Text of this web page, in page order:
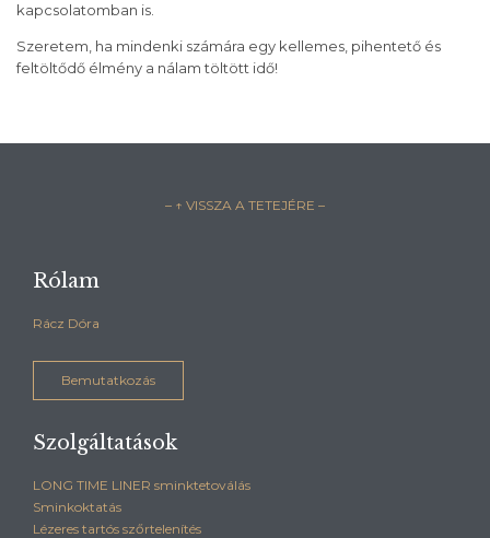
kapcsolatomban is.
Szeretem, ha mindenki számára egy kellemes, pihentető és
feltöltődő élmény a nálam töltött idő!
– ↑ VISSZA A TETEJÉRE –
Rólam
Rácz Dóra
Bemutatkozás
Szolgáltatások
LONG TIME LINER sminktetoválás
Sminkoktatás
Lézeres tartós szőrtelenítés